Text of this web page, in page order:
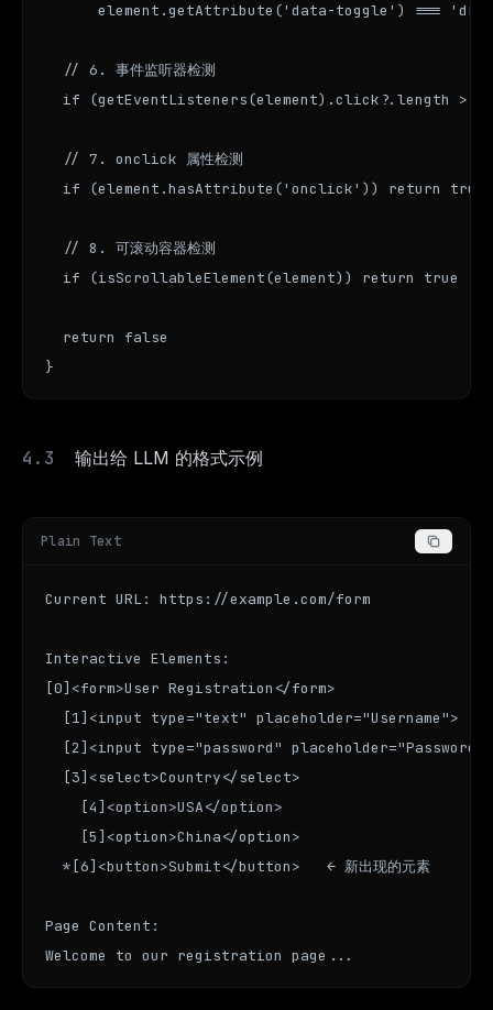
element.getAttribute('data-toggle') ===
  // 6. 事件监听器检测
if (getEventListeners(element).click?.length >
  // 7. onclick 属性检测
  if (element.hasAttribute('onclick')) return true
  // 8. 可滚动容器检测
  if (isScrollableElement(element)) return true
  return false
}
输出给 LLM 的格式示例
Plain Text
Current URL: https://example.com/form
Interactive Elements:
[0]<form>User Registration</form>
  [1]<input type="text" placeholder="Username">
  [2]<input type="password" placeholder="Password">
  [3]<select>Country</select>
    [4]<option>USA</option>
    [5]<option>China</option>
  *[6]<button>Submit</button>   ← 新出现的元素
Page Content:
Welcome to our registration page...